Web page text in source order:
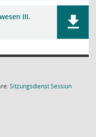
III.
SitzungsdienstSession(Wird in